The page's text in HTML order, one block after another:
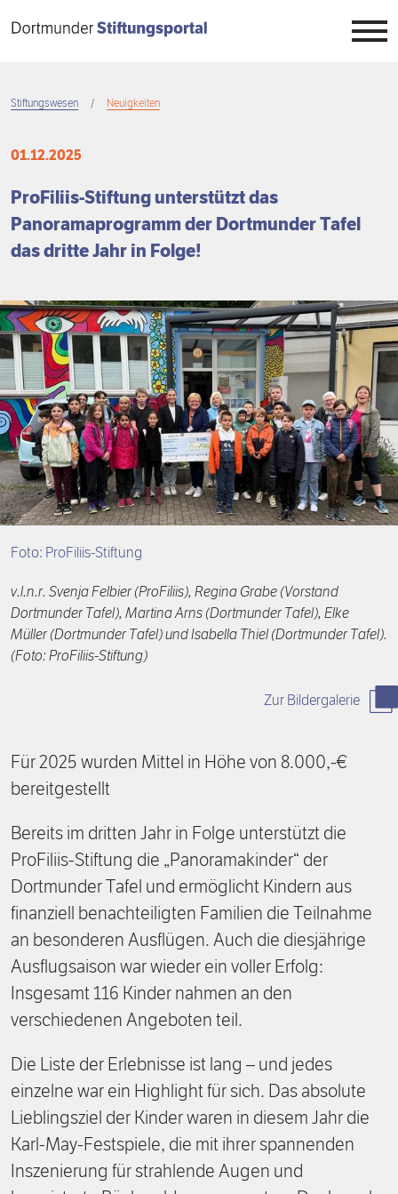
Stiftungen
Übersicht
Überblick
Register
Projektbörse
Stiftungswesen
Übersicht
Auftrag
Veranstaltungen
Menschen
Stiftungstag
Übersicht
6. Dortmunder Stiftungstag
5. Dortmunder Stiftungstag
Förderpreis
Rückblick auf Stiftungstage
Wissen
Stiftungszwecke
Stiftungstypen
Finanzierung
Übersicht
Stiften
Zustiften und Spenden
Freiwillige
Breadcrumb
Stiftungswesen Neuigkeiten
01.12.2025
ProFiliis-Stiftung unterstützt das
Panoramaprogramm der Dortmunder Tafel
das dritte Jahr in Folge!
Für 2025 wurden Mittel in Höhe von 8.000,-€
bereitgestellt
Bereits im dritten Jahr in Folge unterstützt die
ProFiliis-Stiftung die „Panoramakinder“ der
Dortmunder Tafel und ermöglicht Kindern aus
finanziell benachteiligten Familien die Teilnahme
an besonderen Ausflügen. Auch die diesjährige
Ausflugsaison war wieder ein voller Erfolg:
Insgesamt 116 Kinder nahmen an den
verschiedenen Angeboten teil.
Die Liste der Erlebnisse ist lang – und jedes
einzelne war ein Highlight für sich. Das absolute
Lieblingsziel der Kinder waren in diesem Jahr die
Karl-May-Festspiele, die mit ihrer spannenden
Inszenierung für strahlende Augen und
Foto: ProFiliis-Stiftung
v.l.n.r. Svenja Felbier (ProFiliis), Regina Grabe (Vorstand
Dortmunder Tafel), Martina Arns (Dortmunder Tafel), Elke
Müller (Dortmunder Tafel) und Isabella Thiel (Dortmunder Tafel).
(Foto: ProFiliis-Stiftung)
Zur Bildergalerie